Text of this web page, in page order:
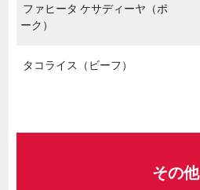
ファヒータ ケサディーヤ（ポ
ーク）
タコライス（ビーフ）
その他